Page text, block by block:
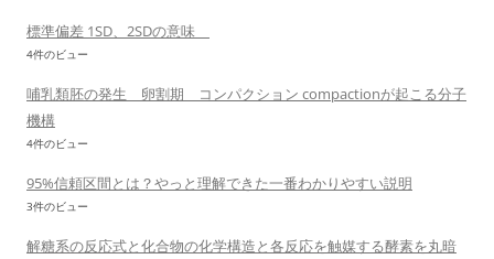
標準偏差 1SD、2SDの意味
4件のビュー
哺乳類胚の発生 卵割期 コンパクション compactionが起こる分子
機構
4件のビュー
95%信頼区間とは？やっと理解できた一番わかりやすい説明
3件のビュー
解糖系の反応式と化合物の化学構造と各反応を触媒する酵素を丸暗